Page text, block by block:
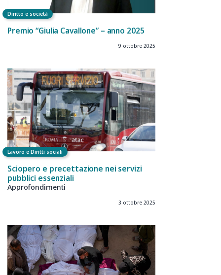
Diritto e società
Premio “Giulia Cavallone” – anno 2025
9 ottobre 2025
Lavoro e Diritti sociali
Sciopero e precettazione nei servizi
pubblici essenziali
Approfondimenti
3 ottobre 2025